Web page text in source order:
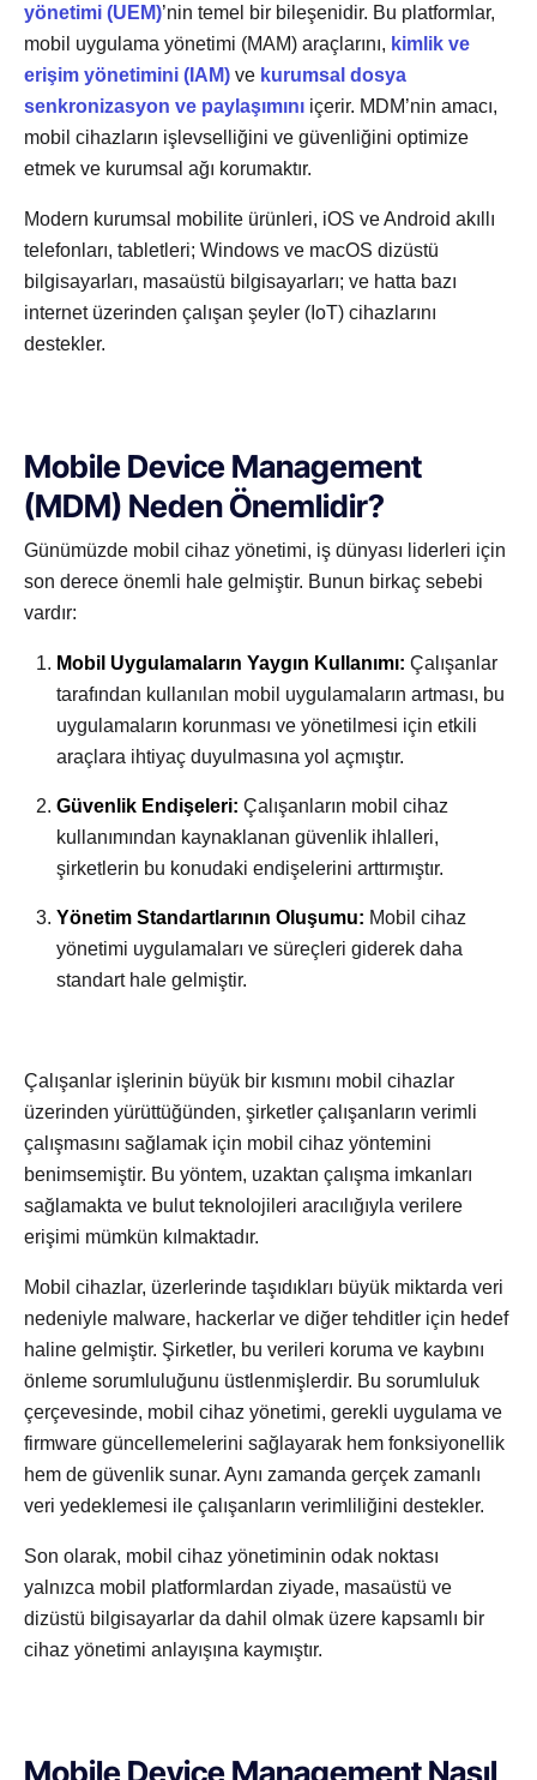
yönetimi (UEM)’nin temel bir bileşenidir. Bu platformlar,
mobil uygulama yönetimi (MAM) araçlarını, kimlik ve
erişim yönetimini (IAM) ve kurumsal dosya
senkronizasyon ve paylaşımını içerir. MDM’nin amacı,
mobil cihazların işlevselliğini ve güvenliğini optimize
etmek ve kurumsal ağı korumaktır.
Modern kurumsal mobilite ürünleri, iOS ve Android akıllı
telefonları, tabletleri; Windows ve macOS dizüstü
bilgisayarları, masaüstü bilgisayarları; ve hatta bazı
internet üzerinden çalışan şeyler (IoT) cihazlarını
destekler.
Mobile Device Management
(MDM) Neden Önemlidir?
Günümüzde mobil cihaz yönetimi, iş dünyası liderleri için
son derece önemli hale gelmiştir. Bunun birkaç sebebi
vardır:
Mobil Uygulamaların Yaygın Kullanımı: Çalışanlar
tarafından kullanılan mobil uygulamaların artması, bu
uygulamaların korunması ve yönetilmesi için etkili
araçlara ihtiyaç duyulmasına yol açmıştır.
Güvenlik Endişeleri: Çalışanların mobil cihaz
kullanımından kaynaklanan güvenlik ihlalleri,
şirketlerin bu konudaki endişelerini arttırmıştır.
Yönetim Standartlarının Oluşumu: Mobil cihaz
yönetimi uygulamaları ve süreçleri giderek daha
standart hale gelmiştir.
Çalışanlar işlerinin büyük bir kısmını mobil cihazlar
üzerinden yürüttüğünden, şirketler çalışanların verimli
çalışmasını sağlamak için mobil cihaz yöntemini
benimsemiştir. Bu yöntem, uzaktan çalışma imkanları
sağlamakta ve bulut teknolojileri aracılığıyla verilere
erişimi mümkün kılmaktadır.
Mobil cihazlar, üzerlerinde taşıdıkları büyük miktarda veri
nedeniyle malware, hackerlar ve diğer tehditler için hedef
haline gelmiştir. Şirketler, bu verileri koruma ve kaybını
önleme sorumluluğunu üstlenmişlerdir. Bu sorumluluk
çerçevesinde, mobil cihaz yönetimi, gerekli uygulama ve
firmware güncellemelerini sağlayarak hem fonksiyonellik
hem de güvenlik sunar. Aynı zamanda gerçek zamanlı
veri yedeklemesi ile çalışanların verimliliğini destekler.
Son olarak, mobil cihaz yönetiminin odak noktası
yalnızca mobil platformlardan ziyade, masaüstü ve
dizüstü bilgisayarlar da dahil olmak üzere kapsamlı bir
cihaz yönetimi anlayışına kaymıştır.
Mobile Device ManagementNasıl